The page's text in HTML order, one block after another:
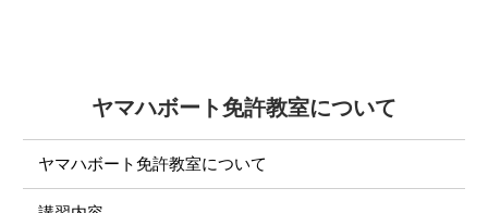
ヤマハボート免許教室について
ヤマハボート免許教室について